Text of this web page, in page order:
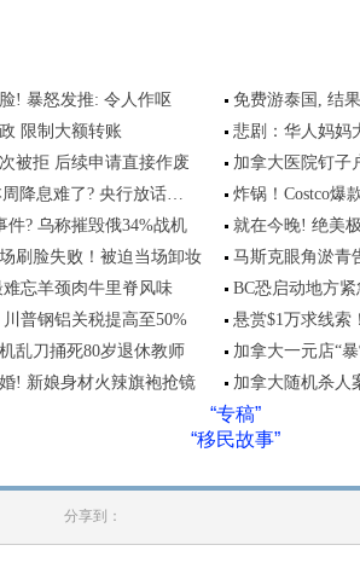
! 暴怒发推: 令人作呕
免费游泰国, 结
限制大额转账
悲剧：华人妈妈
被拒 后续申请直接作废
加拿大医院钉子
降息难了? 央行放话…
炸锅！Costco爆
? 乌称摧毁俄34%战机
就在今晚! 绝美
刷脸失败！被迫当场卸妆
马斯克眼角淤青
忘羊颈肉牛里脊风味
BC恐启动地方
普钢铝关税提高至50%
悬赏$1万求线索
乱刀捅死80岁退休教师
加拿大一元店“
! 新娘身材火辣旗袍抢镜
加拿大随机杀人
“专稿”
“移民故事”
分享到：